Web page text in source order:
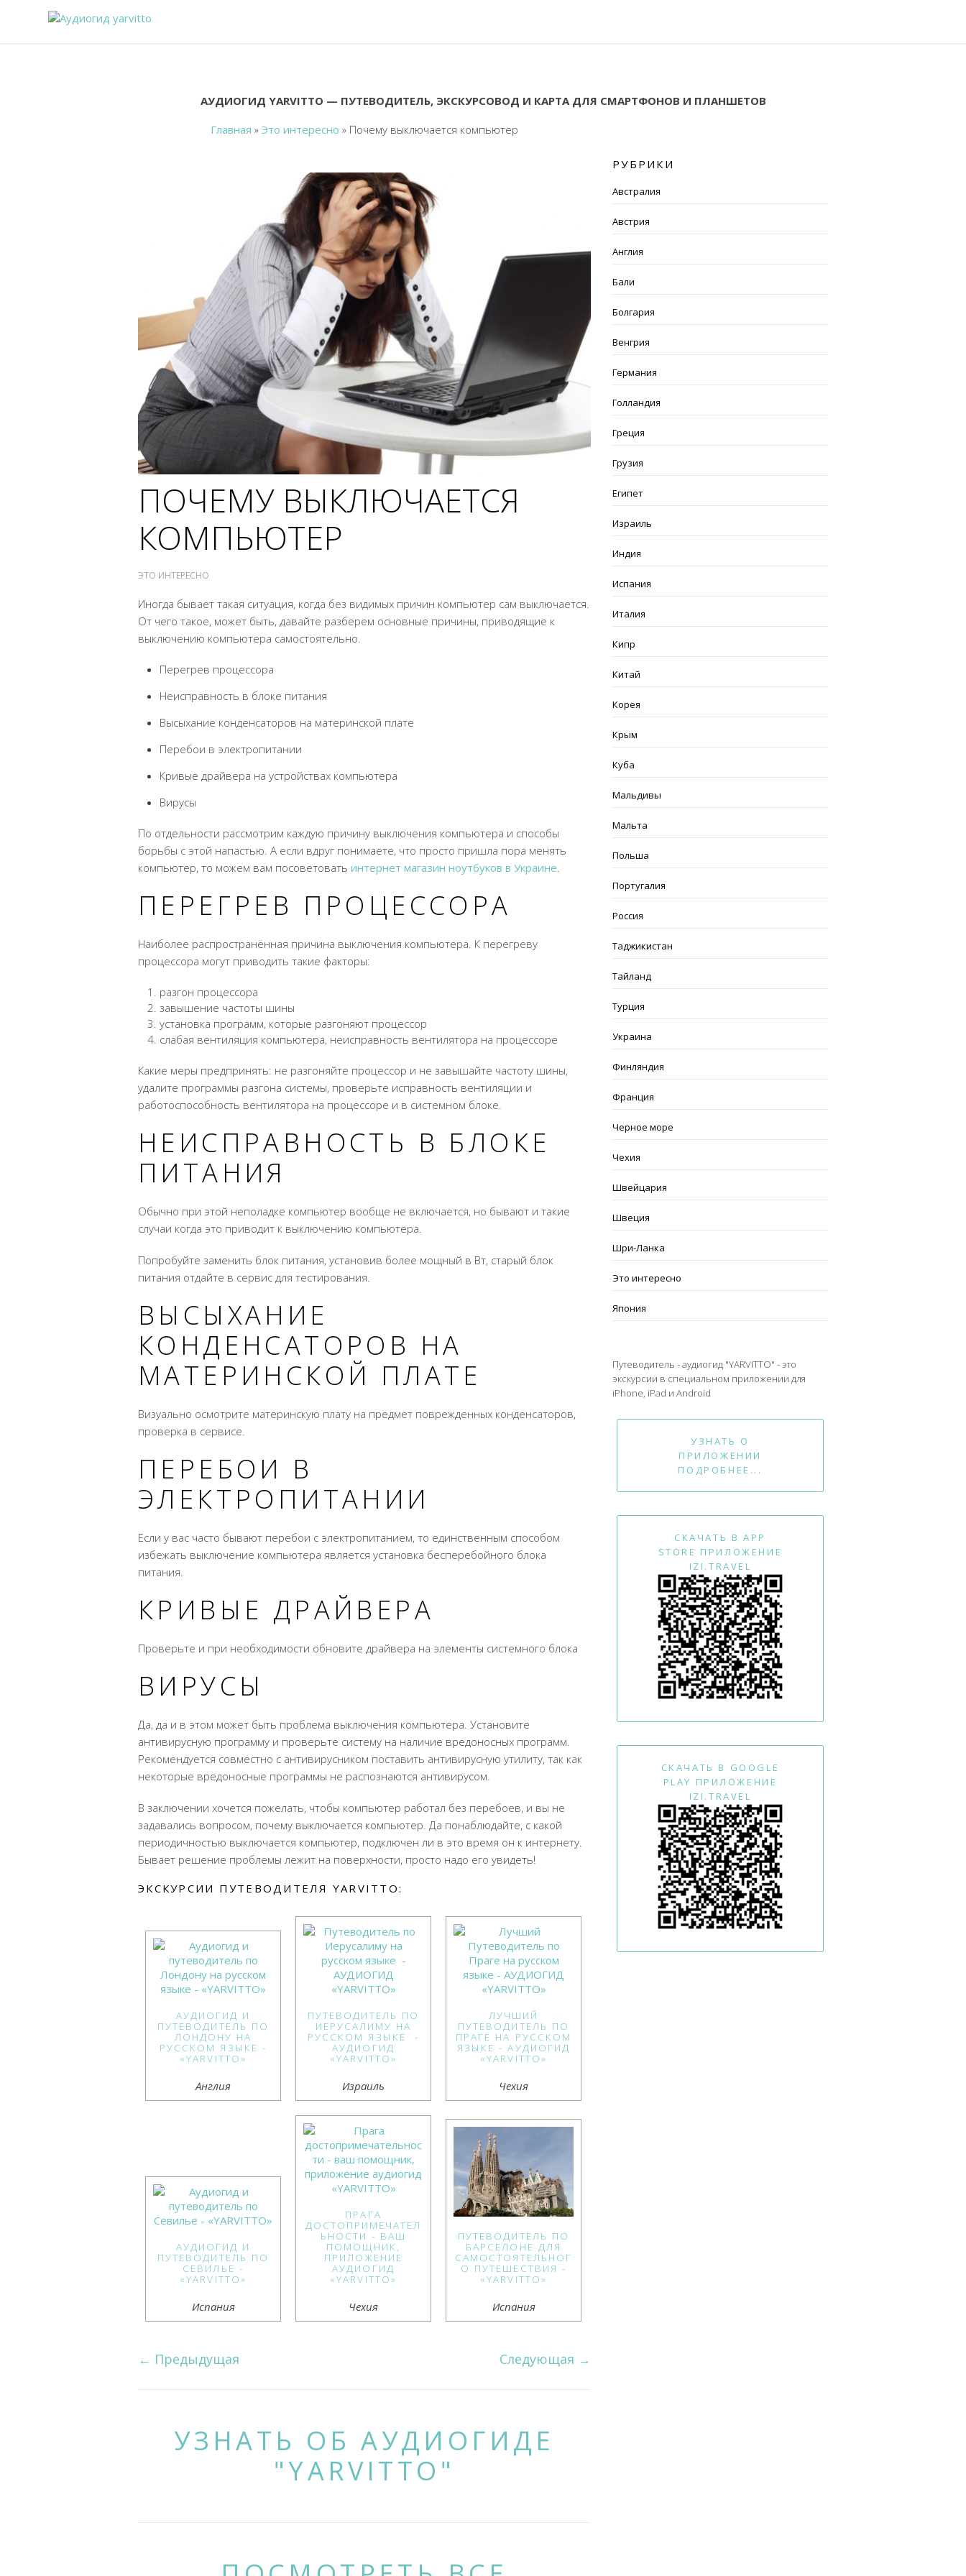
АУДИОГИД YARVITTO — ПУТЕВОДИТЕЛЬ, ЭКСКУРСОВОД И КАРТА ДЛЯ СМАРТФОНОВ И ПЛАНШЕТОВ
Главная » Это интересно » Почему выключается компьютер
ПОЧЕМУ ВЫКЛЮЧАЕТСЯ
КОМПЬЮТЕР
ЭТО ИНТЕРЕСНО
Иногда бывает такая ситуация, когда без видимых причин компьютер сам выключается.
От чего такое, может быть, давайте разберем основные причины, приводящие к
выключению компьютера самостоятельно.
Перегрев процессора
Неисправность в блоке питания
Высыхание конденсаторов на материнской плате
Перебои в электропитании
Кривые драйвера на устройствах компьютера
Вирусы
По отдельности рассмотрим каждую причину выключения компьютера и способы
борьбы с этой напастью. А если вдруг понимаете, что просто пришла пора менять
компьютер, то можем вам посоветовать интернет магазин ноутбуков в Украине.
ПЕРЕГРЕВ ПРОЦЕССОРА
Наиболее распространённая причина выключения компьютера. К перегреву
процессора могут приводить такие факторы:
разгон процессора
завышение частоты шины
установка программ, которые разгоняют процессор
слабая вентиляция компьютера, неисправность вентилятора на процессоре
Какие меры предпринять: не разгоняйте процессор и не завышайте частоту шины,
удалите программы разгона системы, проверьте исправность вентиляции и
работоспособность вентилятора на процессоре и в системном блоке.
НЕИСПРАВНОСТЬ В БЛОКЕ
ПИТАНИЯ
Обычно при этой неполадке компьютер вообще не включается, но бывают и такие
случаи когда это приводит к выключению компьютера.
Попробуйте заменить блок питания, установив более мощный в Вт, старый блок
питания отдайте в сервис для тестирования.
ВЫСЫХАНИЕ
КОНДЕНСАТОРОВ НА
МАТЕРИНСКОЙ ПЛАТЕ
Визуально осмотрите материнскую плату на предмет поврежденных конденсаторов,
проверка в сервисе.
ПЕРЕБОИ В
ЭЛЕКТРОПИТАНИИ
Если у вас часто бывают перебои с электропитанием, то единственным способом
избежать выключение компьютера является установка бесперебойного блока
питания.
КРИВЫЕ ДРАЙВЕРА
Проверьте и при необходимости обновите драйвера на элементы системного блока
ВИРУСЫ
Да, да и в этом может быть проблема выключения компьютера. Установите
антивирусную программу и проверьте систему на наличие вредоносных программ.
Рекомендуется совместно с антивирусником поставить антивирусную утилиту, так как
некоторые вредоносные программы не распознаются антивирусом.
В заключении хочется пожелать, чтобы компьютер работал без перебоев, и вы не
задавались вопросом, почему выключается компьютер. Да понаблюдайте, с какой
периодичностью выключается компьютер, подключен ли в это время он к интернету.
Бывает решение проблемы лежит на поверхности, просто надо его увидеть!
ЭКСКУРСИИ ПУТЕВОДИТЕЛЯ YARVITTO:
АУДИОГИД И
ПУТЕВОДИТЕЛЬ ПО
ЛОНДОНУ НА
РУССКОМ ЯЗЫКЕ -
«YARVITTO»
Англия
ПУТЕВОДИТЕЛЬ ПО
ИЕРУСАЛИМУ НА
РУССКОМ ЯЗЫКЕ -
АУДИОГИД
«YARVITTO»
Израиль
ЛУЧШИЙ
ПУТЕВОДИТЕЛЬ ПО
ПРАГЕ НА РУССКОМ
ЯЗЫКЕ - АУДИОГИД
«YARVITTO»
Чехия
АУДИОГИД И
ПУТЕВОДИТЕЛЬ ПО
СЕВИЛЬЕ -
«YARVITTO»
Испания
ПРАГА
ДОСТОПРИМЕЧАТЕЛ
ЬНОСТИ - ВАШ
ПОМОЩНИК,
ПРИЛОЖЕНИЕ
АУДИОГИД
«YARVITTO»
Чехия
ПУТЕВОДИТЕЛЬ ПО
БАРСЕЛОНЕ ДЛЯ
САМОСТОЯТЕЛЬНОГ
О ПУТЕШЕСТВИЯ -
«YARVITTO»
Испания
← Предыдущая Следующая →
УЗНАТЬ ОБ АУДИОГИДЕ
"YARVITTO"
РУБРИКИ
Австралия
Австрия
Англия
Бали
Болгария
Венгрия
Германия
Голландия
Греция
Грузия
Египет
Израиль
Индия
Испания
Италия
Кипр
Китай
Корея
Крым
Куба
Мальдивы
Мальта
Польша
Португалия
Россия
Таджикистан
Тайланд
Турция
Украина
Финляндия
Франция
Черное море
Чехия
Швейцария
Швеция
Шри-Ланка
Это интересно
Япония
Путеводитель - аудиогид "YARVITTO" - это
экскурсии в специальном приложении для
iPhone, iPad и Android
УЗНАТЬ О
ПРИЛОЖЕНИИ
ПОДРОБНЕЕ...
СКАЧАТЬ В APP
STORE ПРИЛОЖЕНИЕ
IZI.TRAVEL
СКАЧАТЬ В GOOGLE
PLAY ПРИЛОЖЕНИЕ
IZI.TRAVEL